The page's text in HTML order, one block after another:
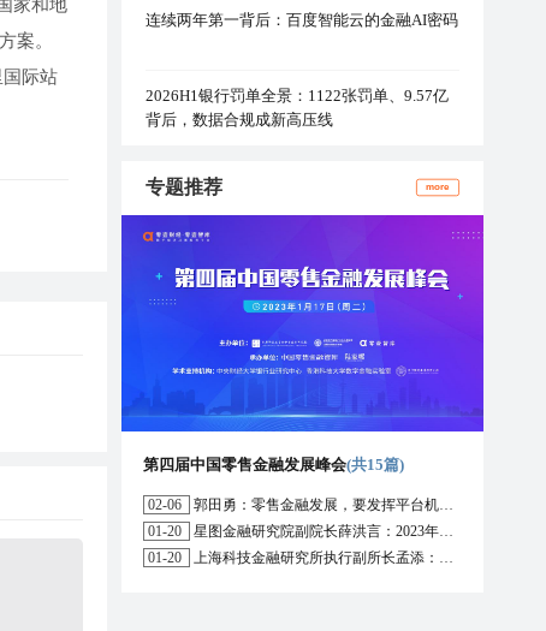
家和地
案。
国际站
连续两年第一背后：百度智能云的金融AI密码
2026H1银行罚单全景：1122张罚单、9.57亿
背后，数据合规成新高压线
专题推荐 more
第四届中国零售金融发展峰会(共15篇)
02-06
郭田勇：零售金融发展，要发挥平台机构的作用
01-20
星图金融研究院副院长薛洪言：2023年消费信贷或迎来新起点
01-20
上海科技金融研究所执行副所长孟添：开放银行与嵌入式金融为数字普惠金融带来更大发展空间